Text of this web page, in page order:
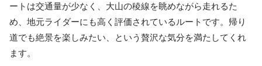
ートは交通量が少なく、大山の稜線を眺めながら走れるた
め、地元ライダーにも高く評価されているルートです。帰り
道でも絶景を楽しみたい、という贅沢な気分を満たしてくれ
ます。